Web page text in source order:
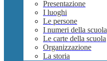
Presentazione
I luoghi
Le persone
I numeri della scuola
Le carte della scuola
Organizzazione
La storia